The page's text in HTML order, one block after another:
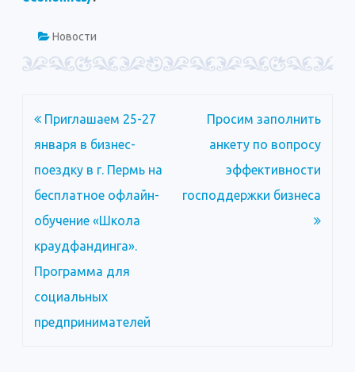
Новости
Навигация
по
записям
Приглашаем 25-27
января в бизнес-
поездку в г. Пермь на
бесплатное офлайн-
обучение «Школа
краудфандинга».
Программа для
социальных
предпринимателей
Просим заполнить
анкету по вопросу
эффективности
господдержки бизнеса